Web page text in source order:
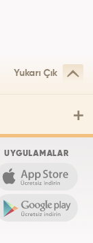
Yukarı Çık
UYGULAMALAR